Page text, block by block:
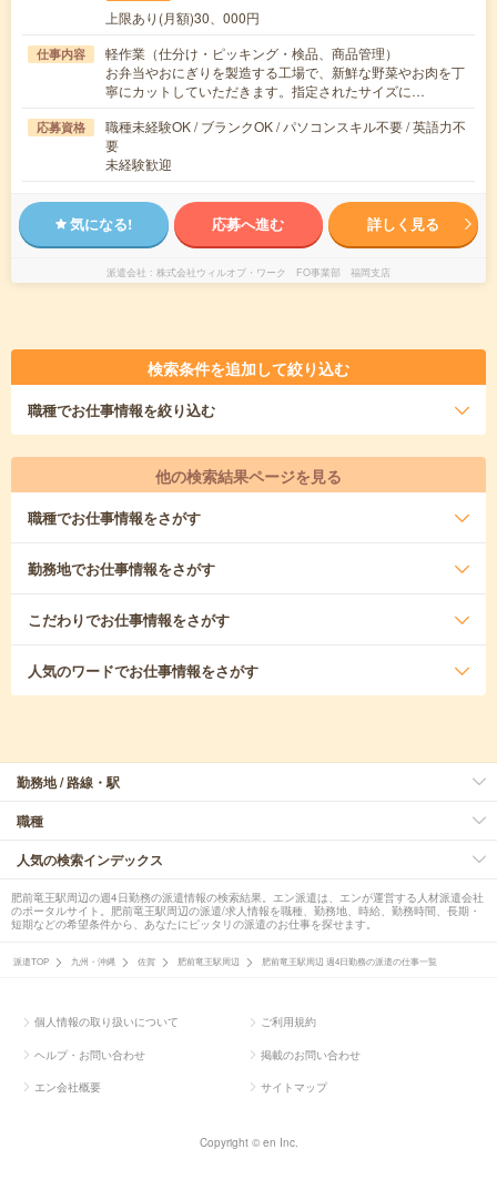
上限あり(月額)30、000円
仕事内容
軽作業（仕分け・ピッキング・検品、商品管理）
お弁当やおにぎりを製造する工場で、新鮮な野菜やお肉を丁
寧にカットしていただきます。指定されたサイズに…
応募資格
職種未経験OK / ブランクOK / パソコンスキル不要 / 英語力不
要
未経験歓迎
気になる! 応募へ進む 詳しく見る
派遣会社 株式会社ウィルオブ・ワーク FO事業部 福岡支店
検索条件を追加して絞り込む
職種でお仕事情報を絞り込む
他の検索結果ページを見る
職種でお仕事情報をさがす
勤務地でお仕事情報をさがす
こだわりでお仕事情報をさがす
人気のワードでお仕事情報をさがす
勤務地 / 路線・駅
職種
人気の検索インデックス
肥前竜王駅周辺の週4日勤務の派遣情報の検索結果。エン派遣は、エンが運営する人材派遣会社
のポータルサイト。肥前竜王駅周辺の派遣/求人情報を職種、勤務地、時給、勤務時間、長期・
短期などの希望条件から、あなたにピッタリの派遣のお仕事を探せます。
派遣TOP 九州・沖縄 佐賀 肥前竜王駅周辺 肥前竜王駅周辺 週4日勤務の派遣の仕事一覧
個人情報の取り扱いについて ご利用規約
ヘルプ・お問い合わせ 掲載のお問い合わせ
エン会社概要 サイトマップ
Copyright © en Inc.